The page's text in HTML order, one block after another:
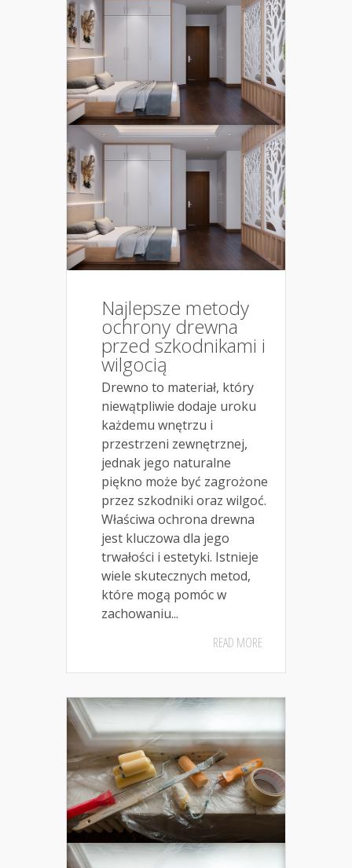
Najlepsze metody
ochrony drewna
przed szkodnikami i
wilgocią
Drewno to materiał, który
niewątpliwie dodaje uroku
każdemu wnętrzu i
przestrzeni zewnętrznej,
jednak jego naturalne
piękno może być zagrożone
przez szkodniki oraz wilgoć.
Właściwa ochrona drewna
jest kluczowa dla jego
trwałości i estetyki. Istnieje
wiele skutecznych metod,
które mogą pomóc w
zachowaniu...
READ MORE